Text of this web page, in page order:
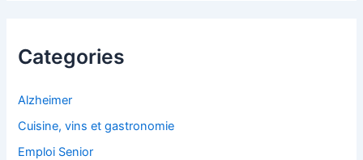
c
h
r
:
Categories
Alzheimer
Cuisine, vins et gastronomie
Emploi Senior